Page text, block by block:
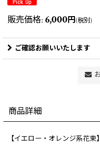
販売価格: 6,000円(税別)
ご確認お願いいたします
商品詳細
【イエロー・オレンジ系花束】